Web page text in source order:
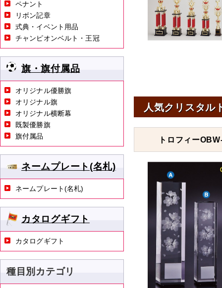
人気クリスタル
トロフィー
ペナント
リボン記章
式典・イベント用品
チャンピオンベルト・王冠
旗・旗付属品
オリジナル優勝旗
オリジナル旗
オリジナル横断幕
既製優勝旗
旗付属品
ネームプレート(名札)
ネームプレート(名札)
カタログギフト
カタログギフト
種目別カテゴリ